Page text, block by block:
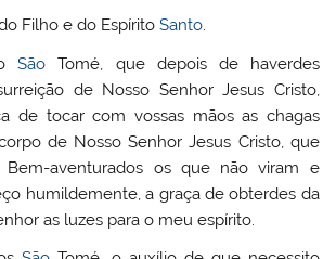
Filho e do EspíritoSanto.
São Tomé, que depois de haverdes
de Nosso Senhor Jesus Cristo,
de tocar com vossas mãos as chagas
de Nosso Senhor Jesus Cristo, que
Bem-aventurados os que não viram e
humildemente, a graça de obterdes da
as luzes para o meu espírito.